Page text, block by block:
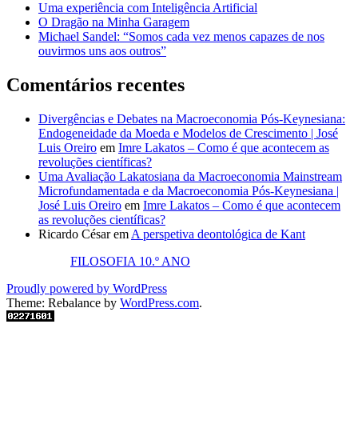
Uma experiência com Inteligência Artificial
O Dragão na Minha Garagem
Michael Sandel: “Somos cada vez menos capazes de nos
ouvirmos uns aos outros”
Comentários recentes
Divergências e Debates na Macroeconomia Pós-Keynesiana:
Endogeneidade da Moeda e Modelos de Crescimento | José
Luis Oreiro em Imre Lakatos – Como é que acontecem as
revoluções científicas?
Uma Avaliação Lakatosiana da Macroeconomia Mainstream
Microfundamentada e da Macroeconomia Pós-Keynesiana |
José Luis Oreiro em Imre Lakatos – Como é que acontecem
as revoluções científicas?
Ricardo Césarem A perspetiva deontológica de Kant
FILOSOFIA 10.º ANO
Proudly powered by WordPress
Theme: Rebalance by WordPress.com.